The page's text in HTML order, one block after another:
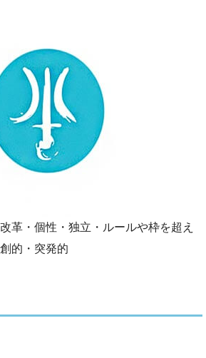
革・個性・独立・ルールや枠を超え
的・突発的